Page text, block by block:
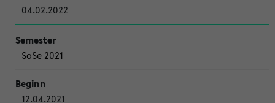
04.02.2022
SoSe 2021
12.04.2021